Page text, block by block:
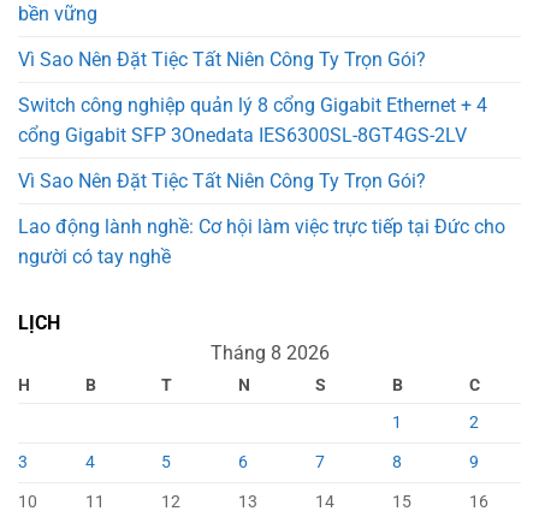
bền vững
Vì Sao Nên Đặt Tiệc Tất Niên Công Ty Trọn Gói?
Switch công nghiệp quản lý 8 cổng Gigabit Ethernet + 4
cổng Gigabit SFP 3Onedata IES6300SL-8GT4GS-2LV
Vì Sao Nên Đặt Tiệc Tất Niên Công Ty Trọn Gói?
Lao động lành nghề: Cơ hội làm việc trực tiếp tại Đức cho
người có tay nghề
LỊCH
Tháng 8 2026
H B T N S B
C
1
2
3
4 5 6 7 8
9
10
11 12 13 14 15
16